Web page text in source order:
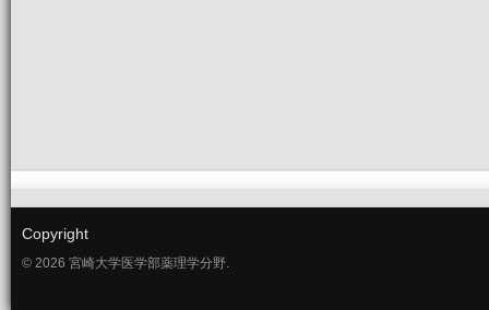
Copyright
© 2026 宮崎大学医学部薬理学分野.